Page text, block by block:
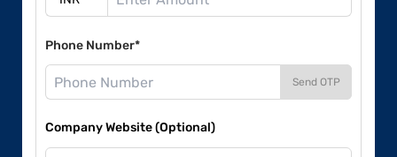
Phone Number*
Send OTP
Company Website (Optional)